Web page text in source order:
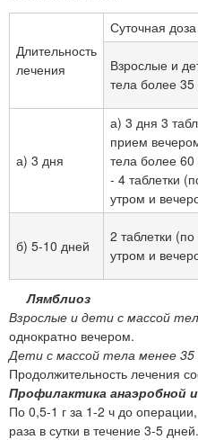
Длительность
лечения
Суточная доза
Взрослые и
тела более 35
а) 3 дня
а) 3 дня 3
прием
тела более 60
- 4 таблетки
утром и
б) 5-10 дней
2 таблетки (по
утром и
Лямблиоз
Взрослые и дети с массой
однократно вечером.
Дети с массой тела менее 35
Продолжительность лечения
Профилактика анаэробной
По 0,5-1 г за 1-2 ч до
раза в сутки в течение 3-5 дней.